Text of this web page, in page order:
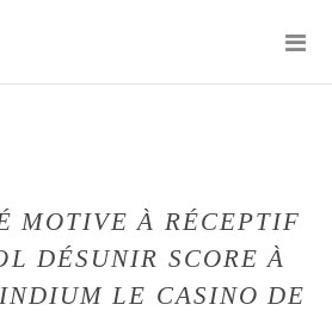
MOTIVE À RÉCEPTIF
DÉSUNIR SCORE À
LE CASINO DE